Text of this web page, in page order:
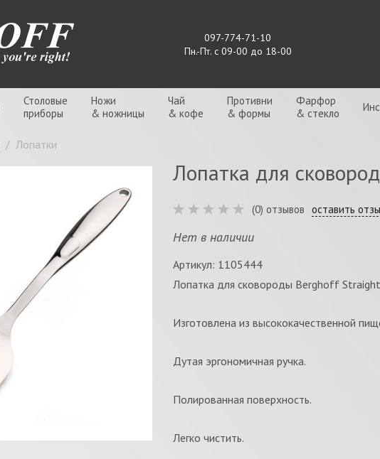
097-774-71-10
Пн.-Пт. с 09-00 до 18-00
Столовые
приборы
Ножи
& ножницы
Чай
& кофе
Противни
& формы
Фарфор
& стекло
/ Лопатки
Лопатка для
(0) отзывов оставить
Нет в наличии
Артикул: 1105444
Лопатка для сковороды Berghoff
Изготовлена из высококачественной
Дутая эргономичная ручка.
Полированная поверхность.
Легко чистить.